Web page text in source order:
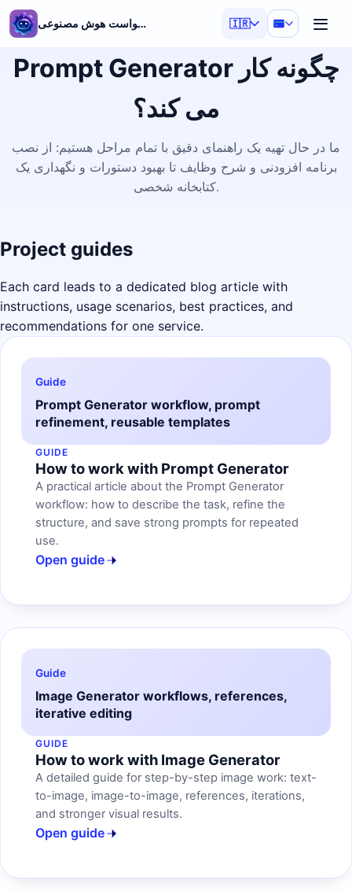
تولیدکننده درخواست هوش مصنوعی 🇮🇷
Prompt Generator چگونه کار
می کند؟
ما در حال تهیه یک راهنمای دقیق با تمام مراحل هستیم: از نصب
برنامه افزودنی و شرح وظایف تا بهبود دستورات و نگهداری یک
کتابخانه شخصی.
Project guides
Each card leads to a dedicated blog article with
instructions, usage scenarios, best practices, and
recommendations for one service.
Guide
Prompt Generator workflow, prompt
refinement, reusable templates
GUIDE
How to work with Prompt Generator
A practical article about the Prompt Generator
workflow: how to describe the task, refine the
structure, and save strong prompts for repeated
use.
Open guide
Guide
Image Generator workflows, references,
iterative editing
GUIDE
How to work with Image Generator
A detailed guide for step-by-step image work: text-
to-image, image-to-image, references, iterations,
and stronger visual results.
Open guide